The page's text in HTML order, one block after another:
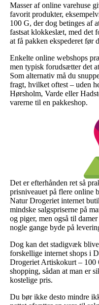
Masser af online varehuse
favorit produkter,
100 G, der dog betinges af
fastsat klokkeslæt, med det
at få pakken ekspederet før
Enkelte online webshops
men typisk forudsætter det
Som alternativ må du
fragt, hvilket oftest – uden
Hørsholm, Varde eller
varerne til en pakkeshop.
Det er efterhånden ret så
prisniveauet på flere online
Natur Drogeriet internet
mindske salgspriserne på
og piger, men også til
nogle gange byde på
Dog kan det stadigvæk
forskellige internet shops i
Drogeriet Artiskokurt –
shopping, sådan at man er
kostelige pris.
Du bør ikke desto mindre